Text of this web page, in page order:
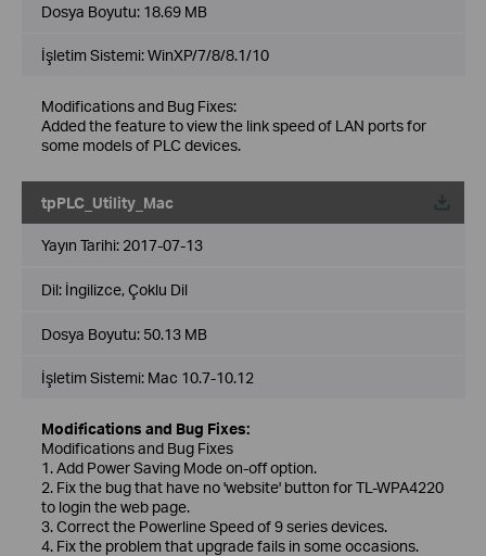
Dosya Boyutu: 18.69 MB
İşletim Sistemi: WinXP/7/8/8.1/10
Modifications and Bug Fixes:
Added the feature to view the link speed of LAN ports for
some models of PLC devices.
tpPLC_Utility_Mac
Yayın Tarihi: 2017-07-13
Dil: İngilizce, Çoklu Dil
Dosya Boyutu: 50.13 MB
İşletim Sistemi: Mac 10.7-10.12
Modifications and Bug Fixes:
Modifications and Bug Fixes
1. Add Power Saving Mode on-off option.
2. Fix the bug that have no 'website' button for TL-WPA4220
to login the web page.
3. Correct the Powerline Speed of 9 series devices.
4. Fix the problem that upgrade fails in some occasions.